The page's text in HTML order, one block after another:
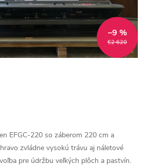
€2 620
–9 %
EFGC-220 so záberom 220 cm a
zvládne vysokú trávu aj náletové
pre údržbu veľkých plôch a pastvín.